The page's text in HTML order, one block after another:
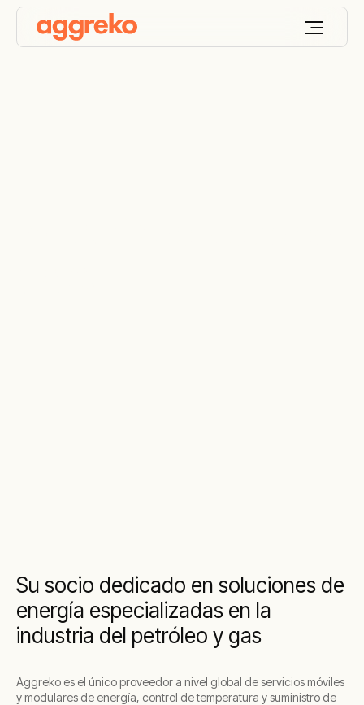
Su socio dedicado en soluciones de
energía especializadas en la
industria del petróleo y gas
Aggreko es el único proveedor a nivel global de servicios móviles
y modulares de energía, control de temperatura y suministro de